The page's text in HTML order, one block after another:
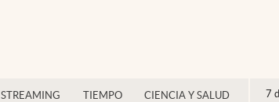
STREAMING TIEMPO CIENCIA Y SALUD 7